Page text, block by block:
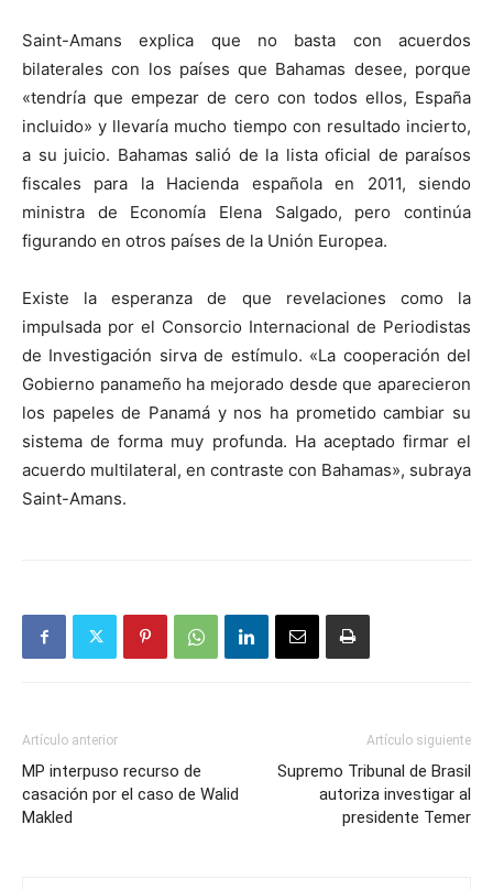
Saint-Amans explica que no basta con acuerdos
bilaterales con los países que Bahamas desee, porque
«tendría que empezar de cero con todos ellos, España
incluido» y llevaría mucho tiempo con resultado incierto,
a su juicio. Bahamas salió de la lista oficial de paraísos
fiscales para la Hacienda española en 2011, siendo
ministra de Economía Elena Salgado, pero continúa
figurando en otros países de la Unión Europea.
Existe la esperanza de que revelaciones como la
impulsada por el Consorcio Internacional de Periodistas
de Investigación sirva de estímulo. «La cooperación del
Gobierno panameño ha mejorado desde que aparecieron
los papeles de Panamá y nos ha prometido cambiar su
sistema de forma muy profunda. Ha aceptado firmar el
acuerdo multilateral, en contraste con Bahamas», subraya
Saint-Amans.
Artículo anterior
MP interpuso recurso de
casación por el caso de Walid
Makled
Artículo siguiente
Supremo Tribunal de Brasil
autoriza investigar al
presidente Temer